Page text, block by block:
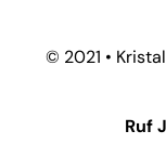
© 2021 •
Ruf